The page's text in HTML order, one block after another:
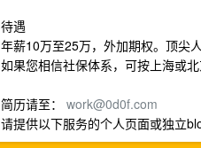
待遇
年薪10万至25万，外加期权。顶尖
如果您相信社保体系，可按上海或北
简历请至： work@0d0f.com
请提供以下服务的个人页面或独立